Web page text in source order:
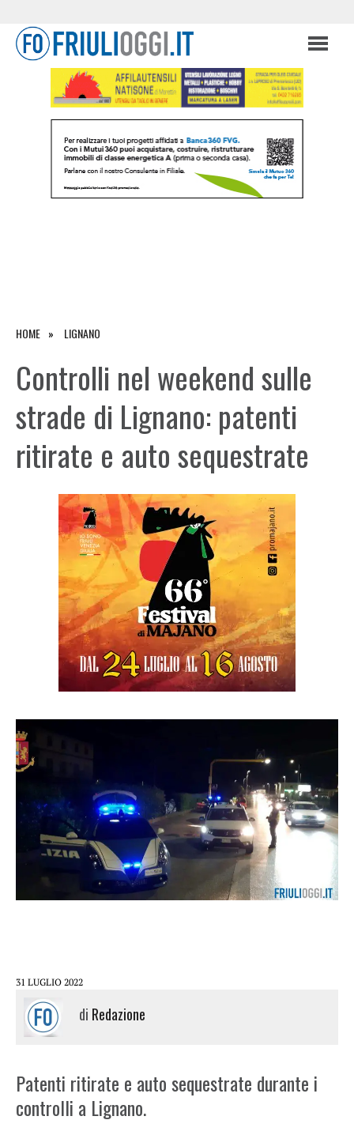
HOME LIGNANO
Controlli nel weekend sulle
strade di Lignano: patenti
ritirate e auto sequestrate
31 LUGLIO 2022
di Redazione
Patenti ritirate e auto sequestrate durante i
controlli a Lignano.